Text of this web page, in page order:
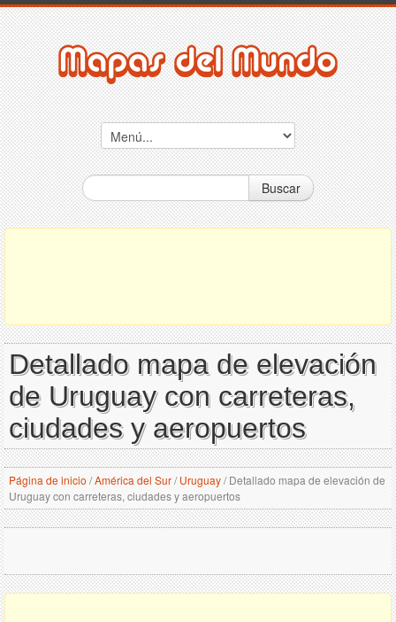
Buscar
Detallado mapa de elevación
de Uruguay con carreteras,
ciudades y aeropuertos
Página de inicio /América del Sur/ Uruguay/Detallado mapa de elevación de
Uruguay con carreteras, ciudades y aeropuertos